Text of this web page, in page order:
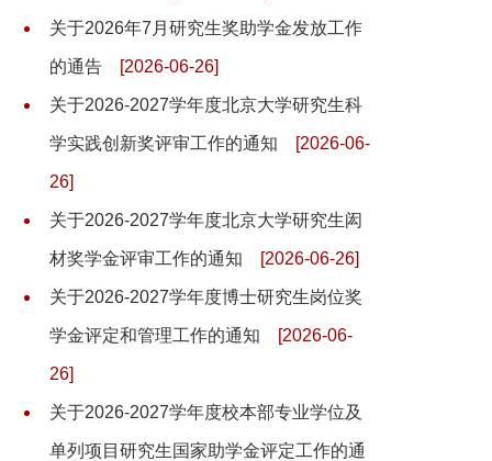
关于2026年7月研究生奖助学金发放工作
的通告 [2026-06-26]
关于2026-2027学年度北京大学研究生科
学实践创新奖评审工作的通知 [2026-06-
26]
关于2026-2027学年度北京大学研究生闳
材奖学金评审工作的通知 [2026-06-26]
关于2026-2027学年度博士研究生岗位奖
学金评定和管理工作的通知 [2026-06-
26]
关于2026-2027学年度校本部专业学位及
单列项目研究生国家助学金评定工作的通